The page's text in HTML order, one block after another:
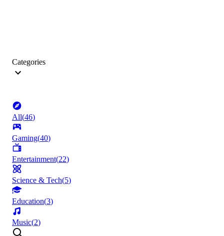
Categories
All(46)
Gaming(40)
Entertainment(22)
Science & Tech(5)
Education(3)
Music(2)